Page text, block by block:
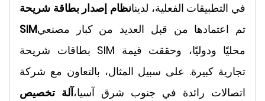
في التطبيقات الفعلية، لدينانظام إصدار بطاقة شريحة
SIMتم اعتمادها من قبل العديد من كبار مصنعي
بطاقات شريحة SIM محليًا ودوليًا، وحققت قيمة
تجارية كبيرة. على سبيل المثال، بالتعاون مع شركة
اتصالات رائدة في جنوب شرق آسيا،آلة تخصيص